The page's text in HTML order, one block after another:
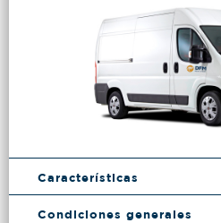
Características
Condiciones generales